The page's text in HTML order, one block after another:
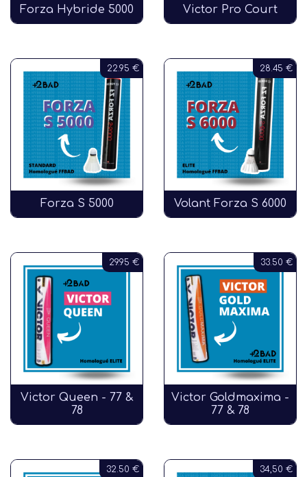
Forza Hybride 5000 Victor Pro Court
22.95 €
Forza S 5000
28.45 €
Volant Forza S 6000
29.95 €
Victor Queen - 77 &
78
33.50 €
Victor Goldmaxima -
77 & 78
32.50 € 34,50 €